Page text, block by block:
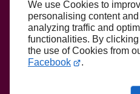
We use Cookies to
personalising content
analyzing traffic and
functionalities. By
the use of Cookies from
Facebook
.
Haut